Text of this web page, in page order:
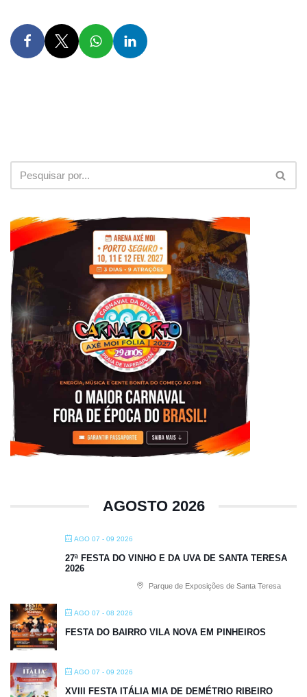
AGOSTO 2026
AGO 07 - 09 2026
27ª FESTA DO VINHO E DA UVA DE SANTA TERESA
2026
Parque de Exposições de Santa Teresa
AGO 07 - 08 2026
FESTA DO BAIRRO VILA NOVA EM PINHEIROS
AGO 07 - 09 2026
XVIII FESTA ITÁLIA MIA DE DEMÉTRIO RIBEIRO